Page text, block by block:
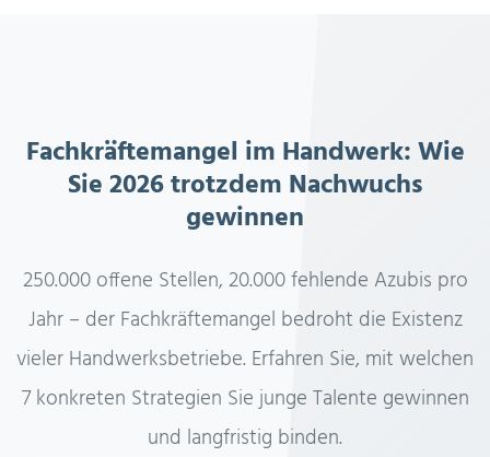
Fachkräftemangel im Handwerk: Wie
Sie 2026 trotzdem Nachwuchs
gewinnen
250.000 offene Stellen, 20.000 fehlende Azubis pro
Jahr – der Fachkräftemangel bedroht die Existenz
vieler Handwerksbetriebe. Erfahren Sie, mit welchen
7 konkreten Strategien Sie junge Talente gewinnen
und langfristig binden.